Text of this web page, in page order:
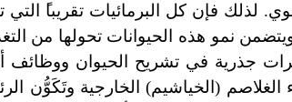
لذلك فإن كل البرمائيات تقريبا
نمو هذه الحيوانات تحولها من
جذرية في تشريح الحيوان ووظائف
الغلاصم (الخياشيم) الخارجية وتَكَوُّن